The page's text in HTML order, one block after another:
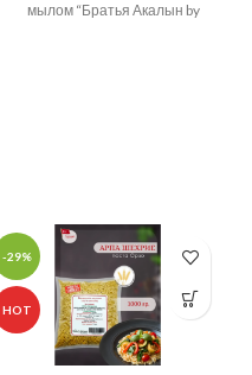
мылом “Братья Акалын by
-29%
HOT